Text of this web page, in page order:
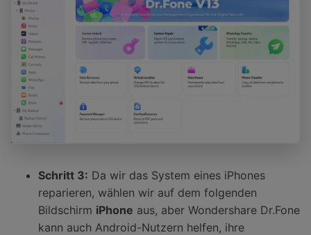
Schritt 3: Da wir das System eines iPhones
reparieren, wählen wir auf dem folgenden
Bildschirm iPhone aus, aber Wondershare Dr.Fone
kann auch Android-Nutzern helfen, ihre